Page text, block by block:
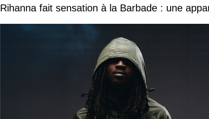
Rihanna fait sensation à la Barbade : une